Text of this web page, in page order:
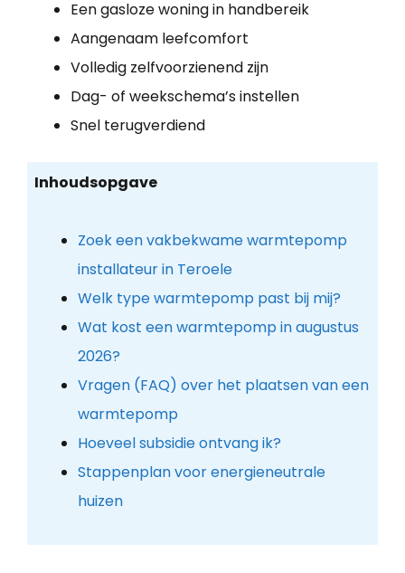
Een gasloze woning in handbereik
Aangenaam leefcomfort
Volledig zelfvoorzienend zijn
Dag- of weekschema’s instellen
Snel terugverdiend
Inhoudsopgave
Zoek een vakbekwame warmtepomp
installateur in Teroele
Welk type warmtepomp past bij mij?
Wat kost een warmtepomp in augustus
2026?
Vragen (FAQ) over het plaatsen van een
warmtepomp
Hoeveel subsidie ontvang ik?
Stappenplan voor energieneutrale
huizen